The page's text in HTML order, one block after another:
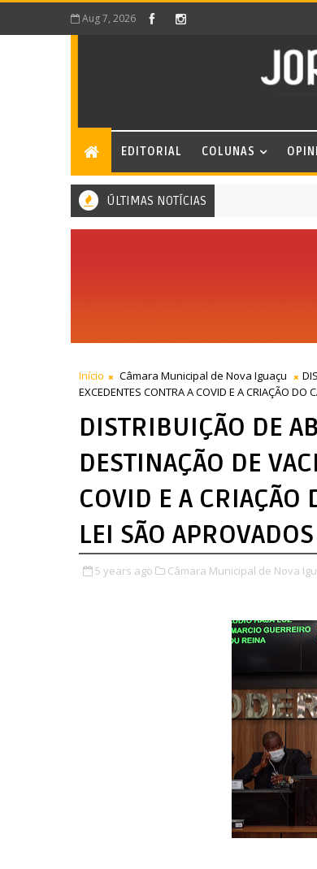
Aug 7, 2026
EDITORIAL COLUNAS
ÚLTIMAS NOTÍCIAS
Início Câmara Municipal de Nova Iguaçu
EXCEDENTES CONTRA A COVID E A CRIAÇÃO DO
DISTRIBUIÇÃO DE
DESTINAÇÃO DE
COVID E A CRIAÇÃO
LEI SÃO
5 years ago Câmara Municipal de Nova